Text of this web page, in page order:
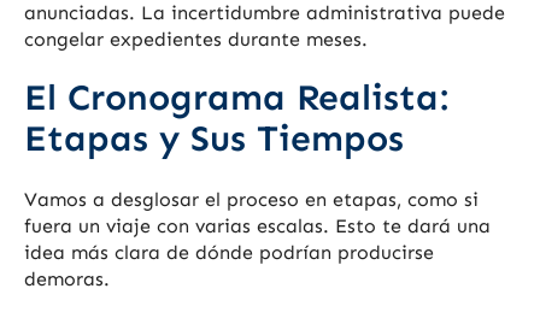
anunciadas. La incertidumbre administrativa puede
congelar expedientes durante meses.
El Cronograma Realista:
Etapas y Sus Tiempos
Vamos a desglosar el proceso en etapas, como si
fuera un viaje con varias escalas. Esto te dará una
idea más clara de dónde podrían producirse
demoras.